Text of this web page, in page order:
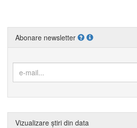
Abonare newsletter
Vizualizare știri din data